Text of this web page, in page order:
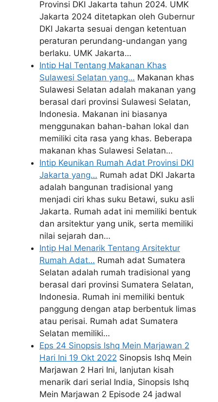
Provinsi DKI Jakarta tahun 2024. UMK
Jakarta 2024 ditetapkan oleh Gubernur
DKI Jakarta sesuai dengan ketentuan
peraturan perundang-undangan yang
berlaku. UMK Jakarta…
Intip Hal Tentang Makanan Khas
Sulawesi Selatan yang… Makanan khas
Sulawesi Selatan adalah makanan yang
berasal dari provinsi Sulawesi Selatan,
Indonesia. Makanan ini biasanya
menggunakan bahan-bahan lokal dan
memiliki cita rasa yang khas. Beberapa
makanan khas Sulawesi Selatan…
Intip Keunikan Rumah Adat Provinsi DKI
Jakarta yang… Rumah adat DKI Jakarta
adalah bangunan tradisional yang
menjadi ciri khas suku Betawi, suku asli
Jakarta. Rumah adat ini memiliki bentuk
dan arsitektur yang unik, serta memiliki
nilai sejarah dan…
Intip Hal Menarik Tentang Arsitektur
Rumah Adat… Rumah adat Sumatera
Selatan adalah rumah tradisional yang
berasal dari provinsi Sumatera Selatan,
Indonesia. Rumah ini memiliki bentuk
panggung dengan atap berbentuk limas
atau perisai. Rumah adat Sumatera
Selatan memiliki…
Eps 24 Sinopsis Ishq Mein Marjawan 2
Hari Ini 19 Okt 2022 Sinopsis Ishq Mein
Marjawan 2 Hari Ini, lanjutan kisah
menarik dari serial India, Sinopsis Ishq
Mein Marjawan 2 Episode 24 jadwal